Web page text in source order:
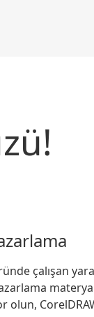
çalışan
olun,